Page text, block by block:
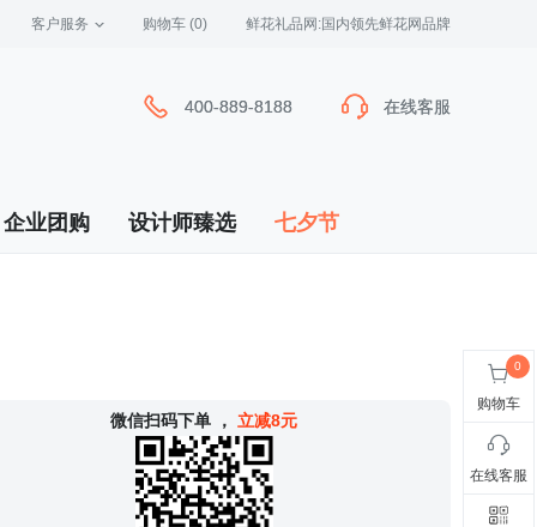
客户服务 购物车 (0) 鲜花礼品网:国内领先鲜花网品牌
400-889-8188 在线客服
400-889-8188 在线客服
企业团购 设计师臻选 七夕节
微信扫码下单 ， 立减8元
购物车
在线客服